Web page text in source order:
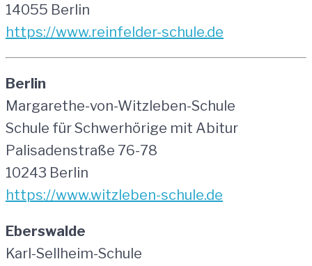
14055 Berlin
https://www.reinfelder-schule.de
Berlin
Margarethe-von-Witzleben-Schule
Schule für Schwerhörige mit Abitur
Palisadenstraße 76-78
10243 Berlin
https://www.witzleben-schule.de
Eberswalde
Karl-Sellheim-Schule